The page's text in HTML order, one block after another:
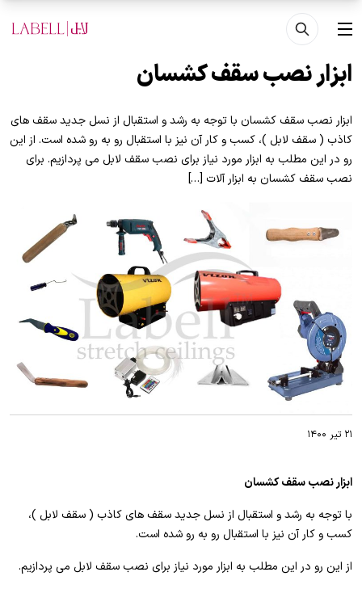
رفتن به محتوای اصلی
منو
ابزار نصب سقف کشسان
ابزار نصب سقف کشسان با توجه به رشد و استقبال از نسل جدید سقف های
کاذب ( سقف لابل )، کسب و کار آن نیز با استقبال رو به رو شده است. از این
رو در این مطلب به ابزار مورد نیاز برای نصب سقف لابل می پردازیم. برای
نصب سقف کشسان به ابزار آلات […]
۲۱ تیر ۱۴۰۰
ابزار نصب سقف کشسان
با توجه به رشد و استقبال از نسل جدید سقف های کاذب ( سقف لابل )،
کسب و کار آن نیز با استقبال رو به رو شده است.
از این رو در این مطلب به ابزار مورد نیاز برای نصب سقف لابل می پردازیم.